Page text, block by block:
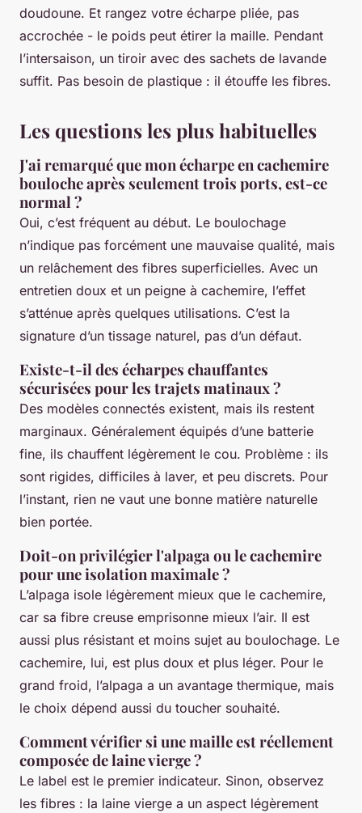
doudoune. Et rangez votre écharpe pliée, pas
accrochée - le poids peut étirer la maille. Pendant
l’intersaison, un tiroir avec des sachets de lavande
suffit. Pas besoin de plastique : il étouffe les fibres.
Les questions les plus habituelles
J'ai remarqué que mon écharpe en cachemire
bouloche après seulement trois ports, est-ce
normal ?
Oui, c’est fréquent au début. Le boulochage
n’indique pas forcément une mauvaise qualité, mais
un relâchement des fibres superficielles. Avec un
entretien doux et un peigne à cachemire, l’effet
s’atténue après quelques utilisations. C’est la
signature d’un tissage naturel, pas d’un défaut.
Existe-t-il des écharpes chauffantes
sécurisées pour les trajets matinaux ?
Des modèles connectés existent, mais ils restent
marginaux. Généralement équipés d’une batterie
fine, ils chauffent légèrement le cou. Problème : ils
sont rigides, difficiles à laver, et peu discrets. Pour
l’instant, rien ne vaut une bonne matière naturelle
bien portée.
Doit-on privilégier l'alpaga ou le cachemire
pour une isolation maximale ?
L’alpaga isole légèrement mieux que le cachemire,
car sa fibre creuse emprisonne mieux l’air. Il est
aussi plus résistant et moins sujet au boulochage. Le
cachemire, lui, est plus doux et plus léger. Pour le
grand froid, l’alpaga a un avantage thermique, mais
le choix dépend aussi du toucher souhaité.
Comment vérifier si une maille est réellement
composée de laine vierge ?
Le label est le premier indicateur. Sinon, observez
les fibres : la laine vierge a un aspect légèrement